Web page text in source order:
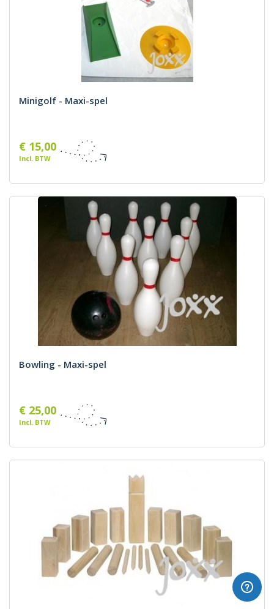
Minigolf - Maxi-spel
€ 15,00
Incl. BTW
Bowling - Maxi-spel
€ 25,00
Incl. BTW